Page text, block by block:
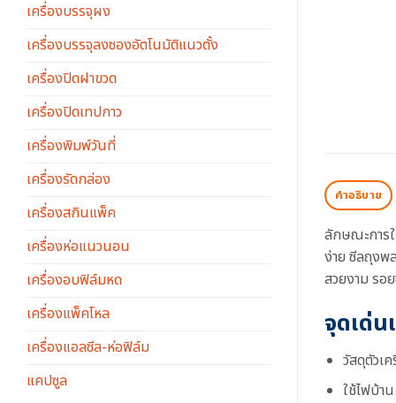
เครื่องบรรจุผง
เครื่องบรรจุลงซองอัตโนมัติแนวตั้ง
เครื่องปิดฝาขวด
เครื่องปิดเทปกาว
เครื่องพิมพ์วันที่
เครื่องรัดกล่อง
เครื่องสกินแพ็ค
เครื่องห่อแนวนอน
เครื่องอบฟิล์มหด
เครื่องแพ็คโหล
เครื่องแอลซีล-ห่อฟิล์ม
แคปซูล
คำอธิบาย
ลักษณะการ
ง่าย ซีลถุงพ
สวยงาม รอ
จุดเด่น
วัสดุตัวเ
ใช้ไฟบ้า